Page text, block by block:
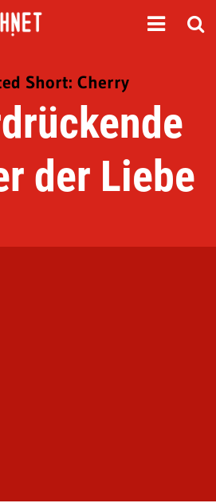
Short: Cherry
der Liebe